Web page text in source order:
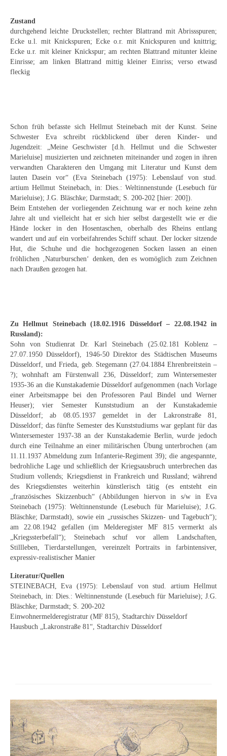
Weitere Künstler 1900-1945
Kunst nach 1945
Ludwig (Luis) Neu
Ferdinand Springer
Arne Siegfried
Curt Wittenbecher
Weitere Künstler nach 1945
Unbekannt
Autographen / Dokumente
Düsseldorfer Künstler
Fränkische Künstler
Hamburger Künstler
Münchner Künstler
Pfälzer Künstler
Schwäbische Künstler
Weitere
Expressiver Realismus
Motive
Abstraktion
Industrie & Arbeit
Mediterrane Landschaft
Norddeutsche Landschaften
Süddeutsche Landschaft
Selbstbildnisse
Themenflyer
Themenflyer: Trügerische Idyllen
Themenflyer: Buch und Schrift in der Kunst
Zustand
durchgehend leichte Druckstellen; rechter Blattrand mit Abrissspuren;
Ecke u.l. mit Knickspuren; Ecke o.r. mit Knickspuren und knittrig;
Ecke u.r. mit kleiner Knickspur; am rechten Blattrand mitunter kleine
Einrisse; am linken Blattrand mittig kleiner Einriss; verso etwasd
fleckig
Schon früh befasste sich Hellmut Steinebach mit der Kunst. Seine
Schwester Eva schreibt rückblickend über deren Kinder- und
Jugendzeit: „Meine Geschwister [d.h. Hellmut und die Schwester
Marieluise] musizierten und zeichneten miteinander und zogen in ihren
verwandten Charakteren den Umgang mit Literatur und Kunst dem
lauten Dasein vor“ (Eva Steinebach (1975): Lebenslauf von stud.
artium Hellmut Steinebach, in: Dies.: Weltinnenstunde (Lesebuch für
Marieluise); J.G. Bläschke; Darmstadt; S. 200-202 [hier: 200]).
Beim Entstehen der vorliegenden Zeichnung war er noch keine zehn
Jahre alt und vielleicht hat er sich hier selbst dargestellt wie er die
Hände locker in den Hosentaschen, oberhalb des Rheins entlang
wandert und auf ein vorbeifahrendes Schiff schaut. Der locker sitzende
Hut, die Schuhe und die hochgezogenen Socken lassen an einen
fröhlichen ‚Naturburschen‘ denken, den es womöglich zum Zeichnen
nach Draußen gezogen hat.
Zu Hellmut Steinebach (18.02.1916 Düsseldorf – 22.08.1942 in
Russland):
Sohn von Studienrat Dr. Karl Steinebach (25.02.181 Koblenz –
27.07.1950 Düsseldorf), 1946-50 Direktor des Städtischen Museums
Düsseldorf, und Frieda, geb. Stegemann (27.04.1884 Ehrenbreitstein –
?); wohnhaft am Fürstenwall 236, Düsseldorf; zum Wintersemester
1935-36 an die Kunstakademie Düsseldorf aufgenommen (nach Vorlage
einer Arbeitsmappe bei den Professoren Paul Bindel und Werner
Heuser); vier Semester Kunststudium an der Kunstakademie
Düsseldorf; ab 08.05.1937 gemeldet in der Lakronstraße 81,
Düsseldorf; das fünfte Semester des Kunststudiums war geplant für das
Wintersemester 1937-38 an der Kunstakademie Berlin, wurde jedoch
durch eine Teilnahme an einer militärischen Übung unterbrochen (am
11.11.1937 Abmeldung zum Infanterie-Regiment 39); die angespannte,
bedrohliche Lage und schließlich der Kriegsausbruch unterbrechen das
Studium vollends; Kriegsdienst in Frankreich und Russland; während
des Kriegsdienstes weiterhin künstlerisch tätig (es entsteht ein
„französisches Skizzenbuch“ (Abbildungen hiervon in s/w in Eva
Steinebach (1975): Weltinnenstunde (Lesebuch für Marieluise); J.G.
Bläschke; Darmstadt), sowie ein „russisches Skizzen- und Tagebuch“);
am 22.08.1942 gefallen (im Melderegister MF 815 vermerkt als
„Kriegssterbefall“); Steinebach schuf vor allem Landschaften,
Stillleben, Tierdarstellungen, vereinzelt Portraits in farbintensiver,
expressiv-realistischer Manier
Literatur/Quellen
STEINEBACH, Eva (1975): Lebenslauf von stud. artium Hellmut
Steinebach, in: Dies.: Weltinnenstunde (Lesebuch für Marieluise); J.G.
Bläschke; Darmstadt; S. 200-202
Einwohnermelderegistratur (MF 815), Stadtarchiv Düsseldorf
Hausbuch „Lakronstraße 81“, Stadtarchiv Düsseldorf